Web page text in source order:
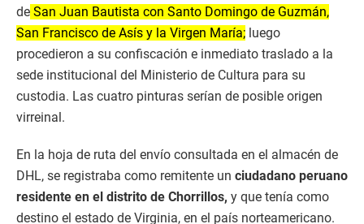
de San Juan Bautista con Santo Domingo de Guzmán,
San Francisco de Asís y la Virgen María; luego
procedieron a su confiscación e inmediato traslado a la
sede institucional del Ministerio de Cultura para su
custodia. Las cuatro pinturas serían de posible origen
virreinal.
En la hoja de ruta del envío consultada en el almacén de
DHL, se registraba como remitente un ciudadano peruano
residente en el distrito de Chorrillos, y que tenía como
destino el estado de Virginia, en el país norteamericano.